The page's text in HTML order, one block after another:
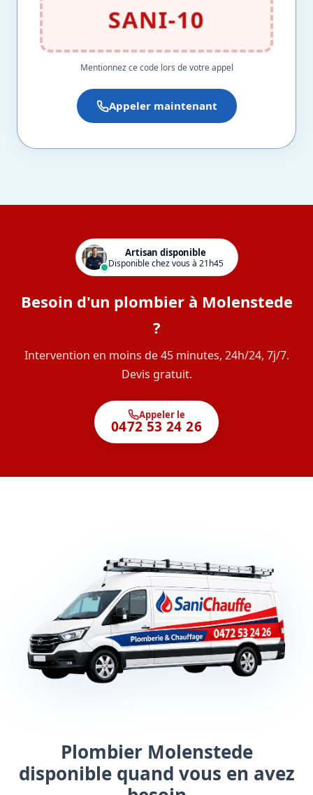
SANI-10
Mentionnez ce code lors de votre appel
Appeler maintenant
Artisan disponible
Disponible chez vous à 21h45
Besoin d'un plombier à Molenstede
?
Intervention en moins de 45 minutes, 24h/24, 7j/7.
Devis gratuit.
Appeler le
0472 53 24 26
Plombier Molenstede
disponible quand vous en avez